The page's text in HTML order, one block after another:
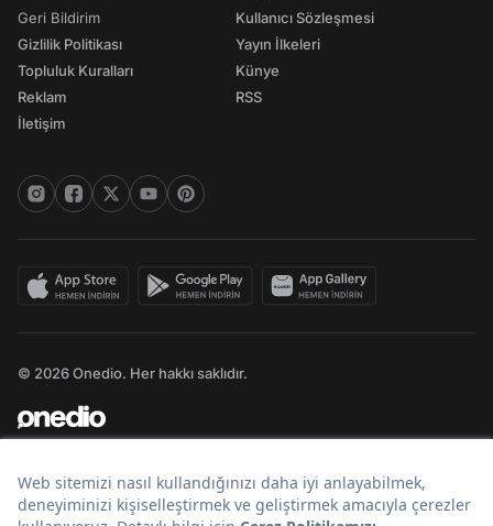
Geri Bildirim
Gizlilik Politikası
Topluluk Kuralları
Reklam
İletişim
Kullanıcı Sözleşmesi
Yayın İlkeleri
Künye
RSS
© 2026 Onedio. Her hakkı saklıdır.
Bir markasıdır.